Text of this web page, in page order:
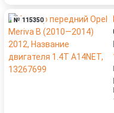
№ 115350